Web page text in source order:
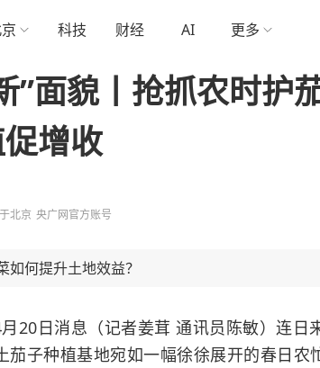
科技 财经 AI 更多
”面貌丨抢抓农时护
增收
北京 央广网官方账号
如何提升土地效益？
20日消息（记者姜茸 通讯员陈敏）连日
茄子种植基地宛如一幅徐徐展开的春日农